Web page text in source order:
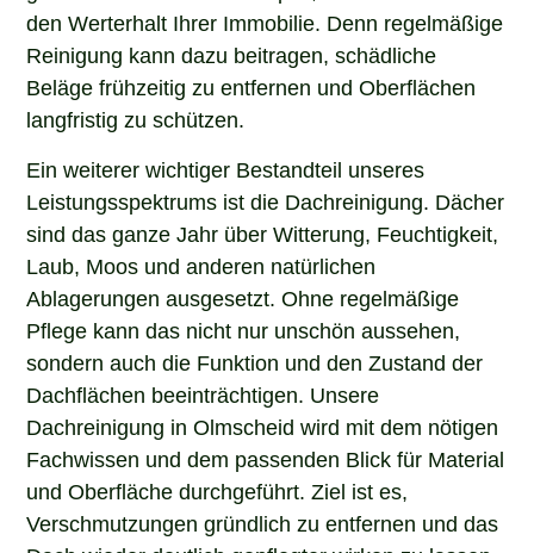
den Werterhalt Ihrer Immobilie. Denn regelmäßige
Reinigung kann dazu beitragen, schädliche
Beläge frühzeitig zu entfernen und Oberflächen
langfristig zu schützen.
Ein weiterer wichtiger Bestandteil unseres
Leistungsspektrums ist die Dachreinigung. Dächer
sind das ganze Jahr über Witterung, Feuchtigkeit,
Laub, Moos und anderen natürlichen
Ablagerungen ausgesetzt. Ohne regelmäßige
Pflege kann das nicht nur unschön aussehen,
sondern auch die Funktion und den Zustand der
Dachflächen beeinträchtigen. Unsere
Dachreinigung in Olmscheid wird mit dem nötigen
Fachwissen und dem passenden Blick für Material
und Oberfläche durchgeführt. Ziel ist es,
Verschmutzungen gründlich zu entfernen und das